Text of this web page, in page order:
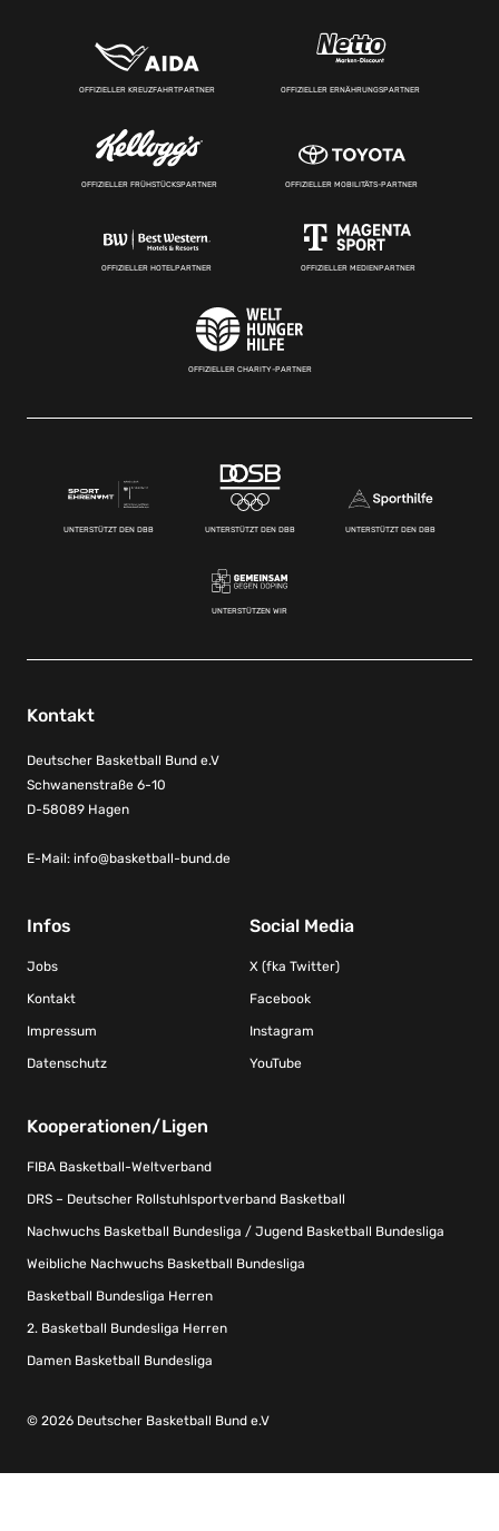
OFFIZIELLER KREUZFAHRTPARTNER OFFIZIELLER ERNÄHRUNGSPARTNER
OFFIZIELLER FRÜHSTÜCKSPARTNER OFFIZIELLER MOBILITÄTS-PARTNER
OFFIZIELLER HOTELPARTNER OFFIZIELLER MEDIENPARTNER
OFFIZIELLER CHARITY-PARTNER
UNTERSTÜTZT DEN DBB UNTERSTÜTZT DEN DBB UNTERSTÜTZT DEN DBB
UNTERSTÜTZEN WIR
Kontakt
Deutscher Basketball Bund e.V
Schwanenstraße 6-10
D-58089 Hagen
E-Mail: info@basketball-bund.de
Infos
Jobs
Kontakt
Impressum
Datenschutz
Social Media
X (fka Twitter)
Facebook
Instagram
YouTube
Kooperationen/Ligen
FIBA Basketball-Weltverband
DRS – Deutscher Rollstuhlsportverband Basketball
Nachwuchs Basketball Bundesliga / Jugend Basketball Bundesliga
Weibliche Nachwuchs Basketball Bundesliga
Basketball Bundesliga Herren
2. Basketball Bundesliga Herren
Damen Basketball Bundesliga
© 2026 Deutscher Basketball Bund e.V